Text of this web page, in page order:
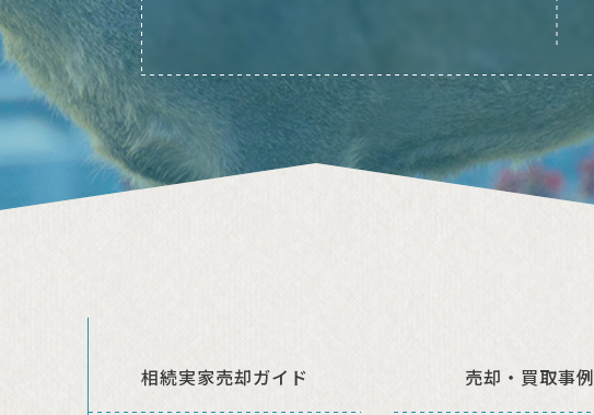
相続実家売却ガイド 売却・買取事例